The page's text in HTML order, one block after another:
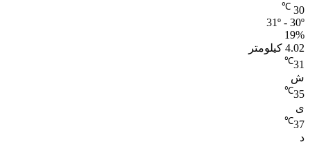
30
℃
31º - 30º
19%
4.02 کیلومتر
31
℃
ش
35
℃
ی
37
℃
د